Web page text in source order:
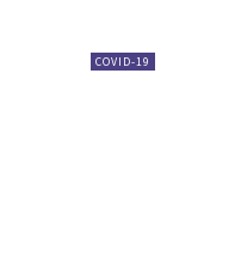
COVID-19